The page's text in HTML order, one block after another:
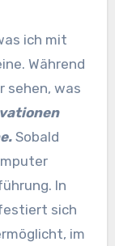
ich mit
Während
sehen, was
Sobald
In
sich
im